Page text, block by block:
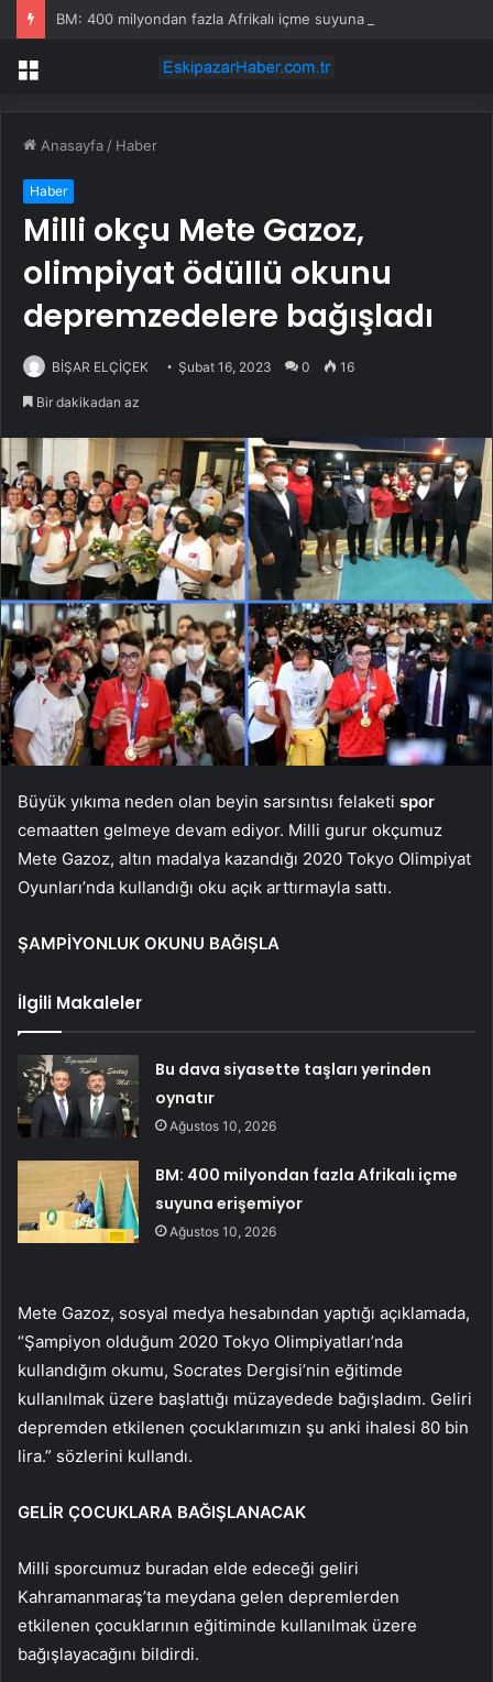
BM: 400 milyondan fazla Afrikalı içme suyuna erişemiyor
Menü
Anasayfa / Haber
Haber
Milli okçu Mete Gazoz,
olimpiyat ödüllü okunu
depremzedelere bağışladı
BİŞAR ELÇİÇEK Şubat 16, 2023 0 16
Bir dakikadan az
Büyük yıkıma neden olan beyin sarsıntısı felaketi spor
cemaatten gelmeye devam ediyor. Milli gurur okçumuz
Mete Gazoz, altın madalya kazandığı 2020 Tokyo Olimpiyat
Oyunları’nda kullandığı oku açık arttırmayla sattı.
ŞAMPİYONLUK OKUNU BAĞIŞLA
İlgili Makaleler
Bu dava siyasette taşları yerinden
oynatır
Ağustos 10, 2026
BM: 400 milyondan fazla Afrikalı içme
suyuna erişemiyor
Ağustos 10, 2026
Mete Gazoz, sosyal medya hesabından yaptığı açıklamada,
“Şampiyon olduğum 2020 Tokyo Olimpiyatları’nda
kullandığım okumu, Socrates Dergisi’nin eğitimde
kullanılmak üzere başlattığı müzayedede bağışladım. Geliri
depremden etkilenen çocuklarımızın şu anki ihalesi 80 bin
lira.” sözlerini kullandı.
GELİR ÇOCUKLARA BAĞIŞLANACAK
Milli sporcumuz buradan elde edeceği geliri
Kahramanmaraş’ta meydana gelen depremlerden
etkilenen çocuklarının eğitiminde kullanılmak üzere
bağışlayacağını bildirdi.